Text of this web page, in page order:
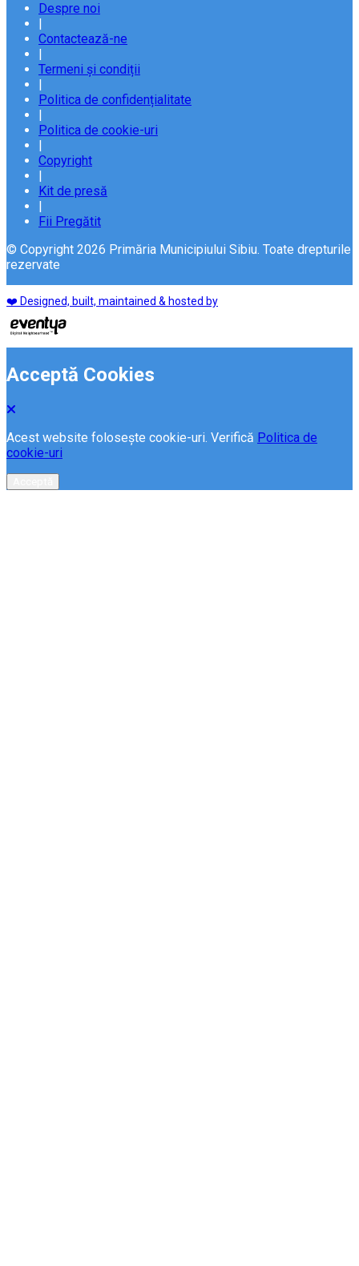
Despre noi
|
Contactează-ne
|
Termeni și condiții
|
Politica de confidențialitate
|
Politica de cookie-uri
|
Copyright
|
Kit de presă
|
Fii Pregătit
© Copyright 2026 Primăria Municipiului Sibiu. Toate drepturile
rezervate
❤️ Designed, built, maintained & hosted by
Acceptă Cookies
Acest website folosește cookie-uri. Verifică Politica de
cookie-uri